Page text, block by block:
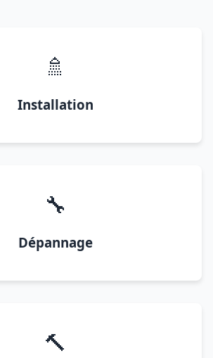
🚿
Installation
🔧
Dépannage
🔨